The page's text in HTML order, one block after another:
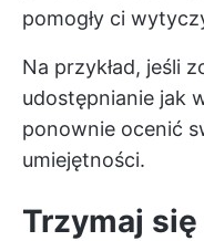
pomogły ci
Na przykład, jeśli
udostępnianie jak
ponownie ocenić
umiejętności.
Trzymaj